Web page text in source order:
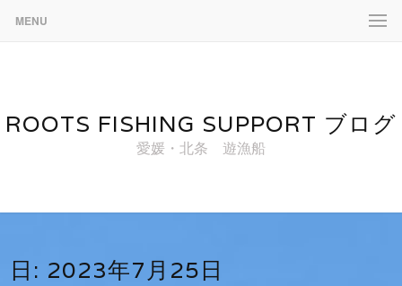
MENU
ROOTS FISHING SUPPORT ブログ
愛媛・北条 遊漁船
日: 2023年7月25日